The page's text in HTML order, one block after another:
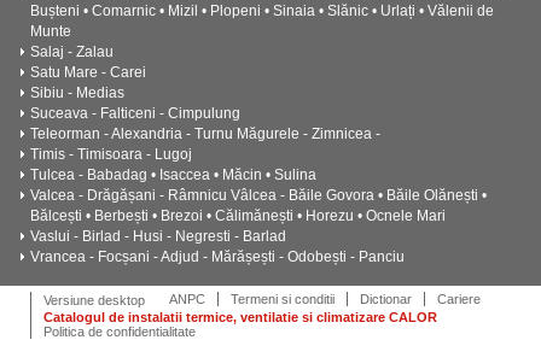
Bușteni • Comarnic • Mizil • Plopeni • Sinaia • Slănic • Urlați • Vălenii de
Munte
Salaj - Zalau
Satu Mare - Carei
Sibiu - Medias
Suceava - Falticeni - Cimpulung
Teleorman - Alexandria - Turnu Măgurele - Zimnicea -
Timis - Timisoara - Lugoj
Tulcea - Babadag • Isaccea • Măcin • Sulina
Valcea - Drăgășani - Râmnicu Vâlcea - Băile Govora • Băile Olănești •
Bălcești • Berbești • Brezoi • Călimănești • Horezu • Ocnele Mari
Vaslui - Birlad - Husi - Negresti - Barlad
Vrancea - Focșani - Adjud - Mărășești - Odobești - Panciu
Versiune desktop ANPC Termeni si conditii Dictionar
Cariere
Catalogul de instalatii termice, ventilatie si climatizare CALOR
Politica de confidentialitate